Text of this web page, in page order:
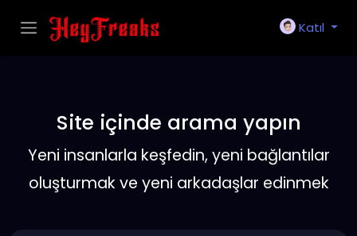
Katıl
Site içinde arama yapın
Yeni insanlarla keşfedin, yeni bağlantılar
oluşturmak ve yeni arkadaşlar edinmek